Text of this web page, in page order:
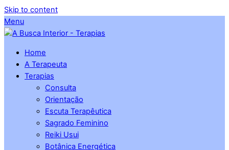
Skip to content
Menu
Home
A Terapeuta
Terapias
Consulta
Orientação
Escuta Terapêutica
Sagrado Feminino
Reiki Usui
Botânica Energética